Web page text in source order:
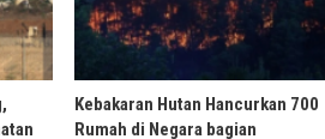
Kebakaran Hutan Hancurkan 700
Rumah di Negara bagian